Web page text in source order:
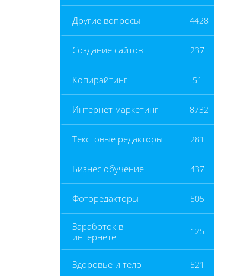
Другие вопросы 4428
Создание сайтов 237
Копирайтинг 51
Интернет маркетинг 8732
Текстовые редакторы 281
Бизнес обучение 437
Фоторедакторы 505
Заработок в
интернете
125
Здоровье и тело 521